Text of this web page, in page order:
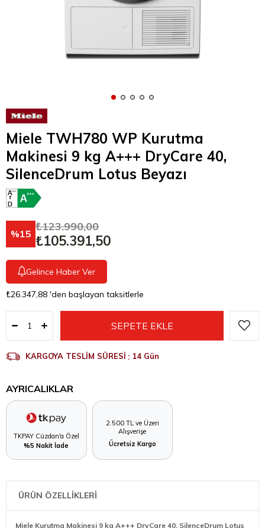
Miele TWH780 WP Kurutma
Makinesi 9 kg A+++ DryCare 40,
SilenceDrum Lotus Beyazı
15
₺123.990,00
₺105.391,50
Gelince Haber Ver
₺26.347,88 'den başlayan taksitlerle
KARGOYA TESLİM SÜRESİ : 14 Gün
AYRICALIKLAR
TKPAY Cüzdan'a Özel
%5 Nakit İade
2.500 TL ve Üzeri
Alışverişe
Ücretsiz Kargo
ÜRÜN ÖZELLİKLERİ
Miele Kurutma Makinesi 9 kg A+++ DryCare 40, SilenceDrum Lotus